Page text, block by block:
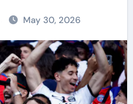
May 30, 2026